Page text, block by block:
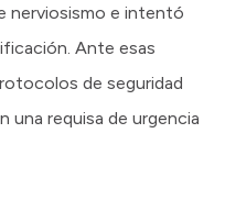
nerviosismo e intentó
Ante esas
de seguridad
una requisa de urgencia